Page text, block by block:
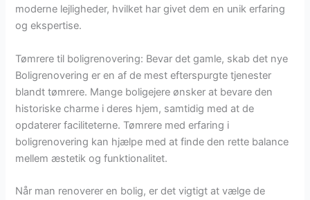
moderne lejligheder, hvilket har givet dem en unik erfaring
og ekspertise.
Tømrere til boligrenovering: Bevar det gamle, skab det nye
Boligrenovering er en af de mest efterspurgte tjenester
blandt tømrere. Mange boligejere ønsker at bevare den
historiske charme i deres hjem, samtidig med at de
opdaterer faciliteterne. Tømrere med erfaring i
boligrenovering kan hjælpe med at finde den rette balance
mellem æstetik og funktionalitet.
Når man renoverer en bolig, er det vigtigt at vælge de